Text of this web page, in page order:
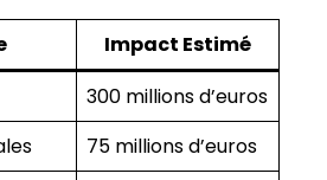
Impact Estimé
300 millions d’euros
75 millions d’euros